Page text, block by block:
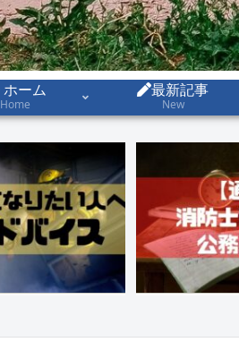
ホーム
Home
最新記事
New